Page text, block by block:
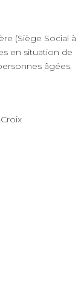
(Siège Social à
en situation de
âgées.